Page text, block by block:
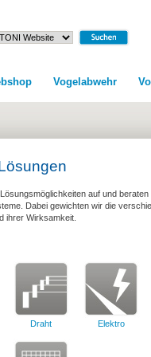
Vogelabwehr
auf und beraten
Dabei gewichten wir die
ihrer Wirksamkeit.
Draht Elektro